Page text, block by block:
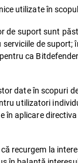
utilizate în
de suport sunt
de
ca
date în scopuri
utilizatori
în aplicare
recurgem la